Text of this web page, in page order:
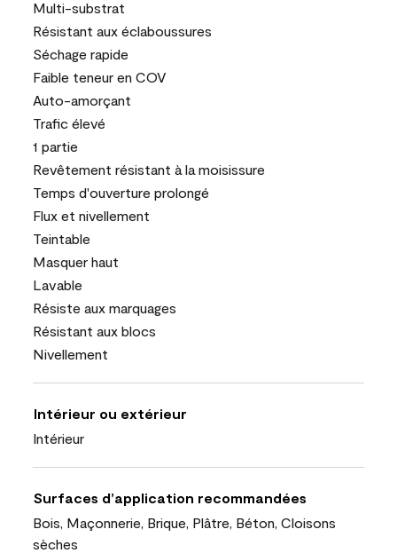
Multi-substrat
Résistant aux éclaboussures
Séchage rapide
Faible teneur en COV
Auto-amorçant
Trafic élevé
1 partie
Revêtement résistant à la moisissure
Temps d'ouverture prolongé
Flux et nivellement
Teintable
Masquer haut
Lavable
Résiste aux marquages
Résistant aux blocs
Nivellement
Intérieur ou extérieur
Intérieur
Surfaces d’application recommandées
Bois, Maçonnerie, Brique, Plâtre, Béton, Cloisons
sèches